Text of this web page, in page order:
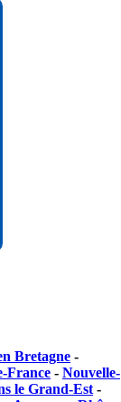
Bretagne -
France - Nouvelle-
le Grand-Est -